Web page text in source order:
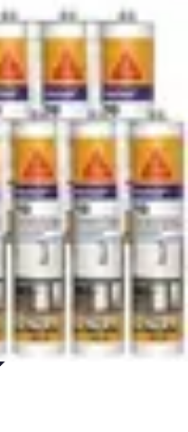
Choix du
pratiques